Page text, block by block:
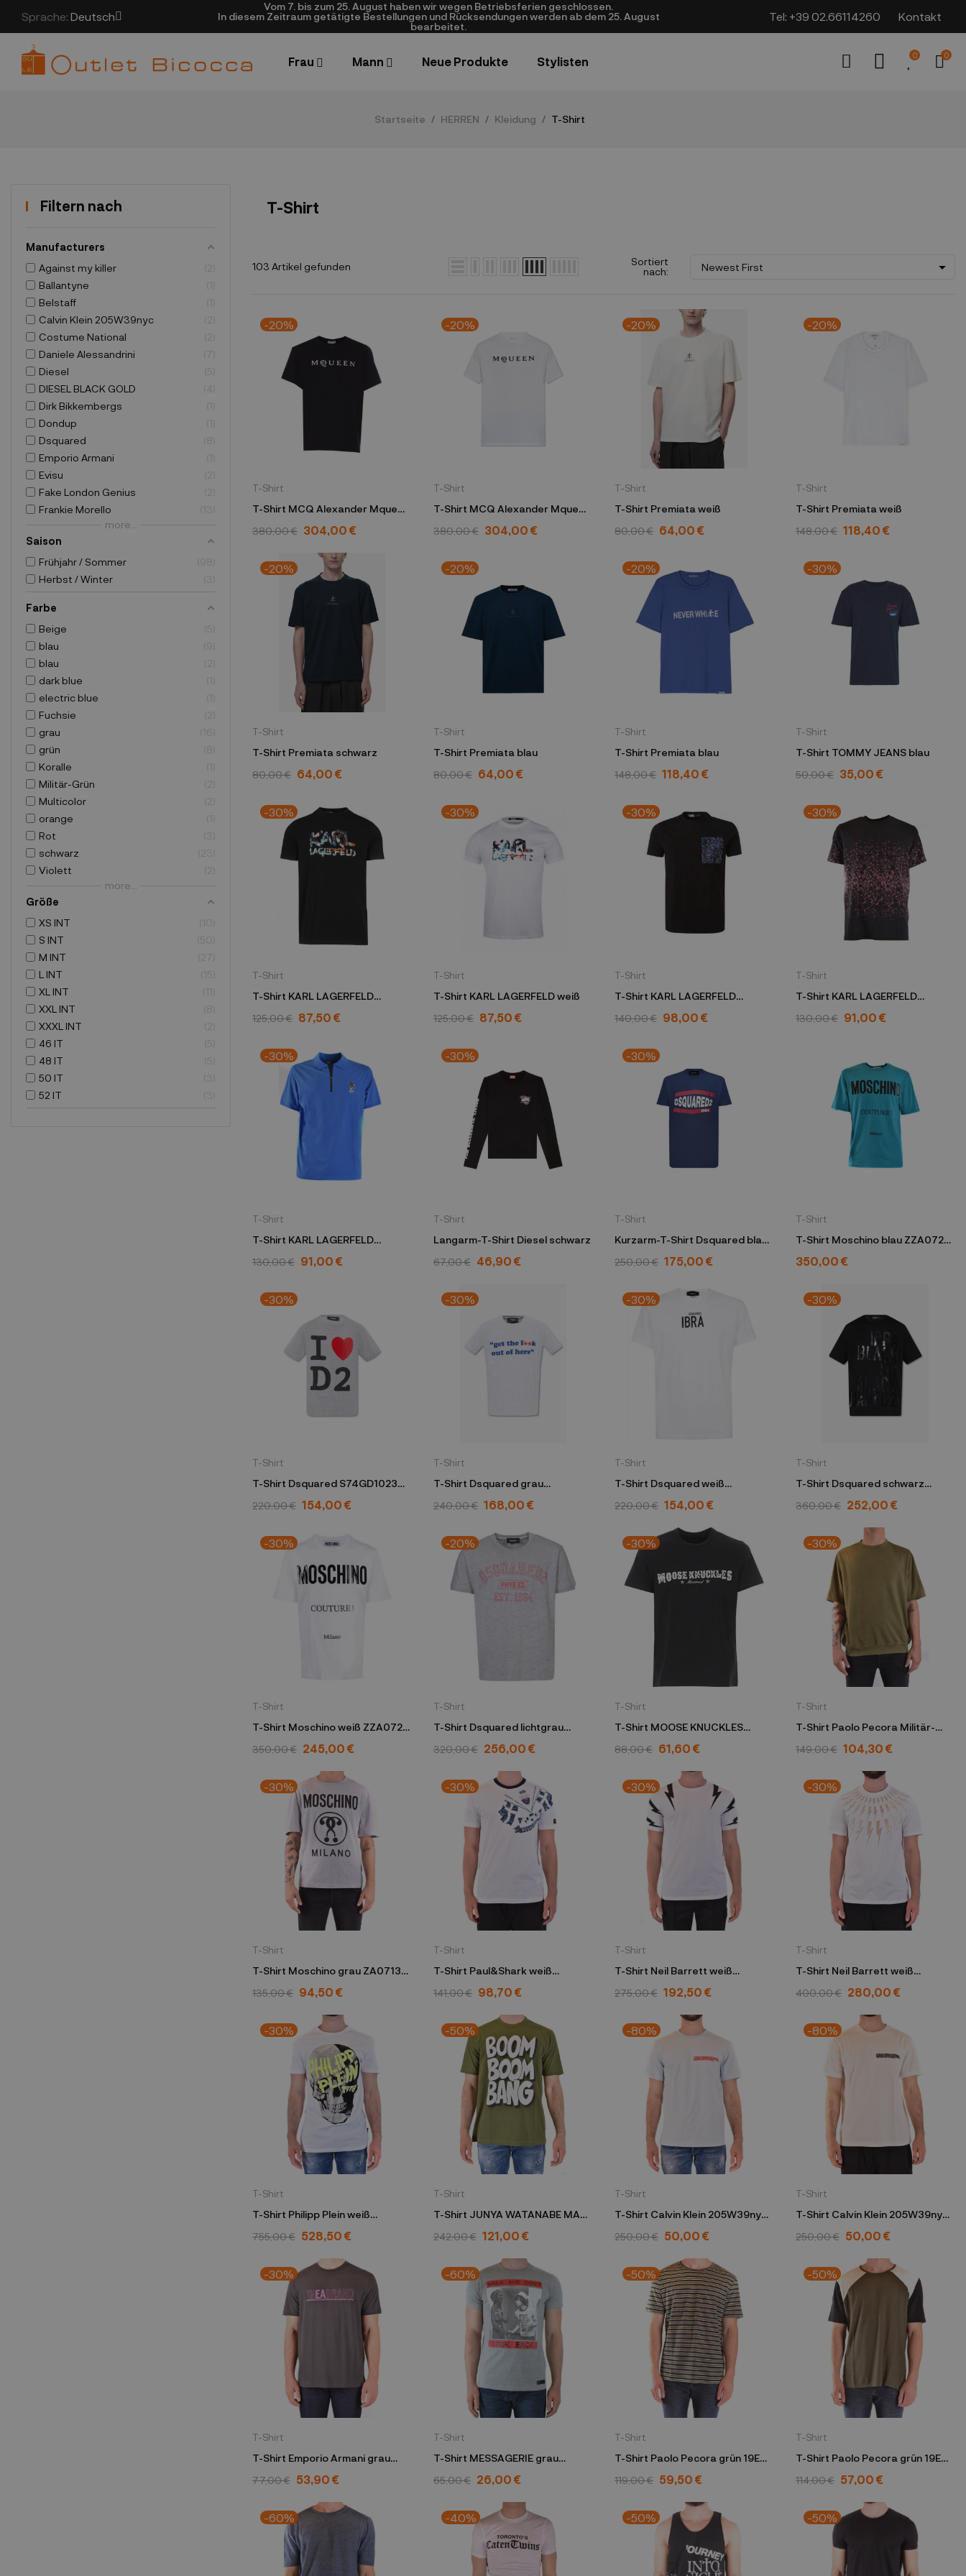
Sprache: Deutsch
Vom 7. bis zum 25. August haben wir wegen Betriebsferien geschlossen.
In diesem Zeitraum getätigte Bestellungen und Rücksendungen werden ab dem 25. August
bearbeitet.
Tel: +39 02.66114260 Kontakt
Frau Mann Neue Produkte Stylisten 0 0
Startseite HERREN Kleidung T-Shirt
Filtern nach
Manufacturers
Against my killer
Ballantyne
1
Belstaff
1
Calvin Klein 205W39nyc
Costume National
Daniele Alessandrini
7
Diesel
DIESEL BLACK GOLD
4
Dirk Bikkembergs
1
Dondup
1
Dsquared
8
Emporio Armani
1
Evisu
Fake London Genius
Frankie Morello
13
more...
Saison
Frühjahr / Sommer
98
Herbst / Winter
3
Farbe
Beige
blau
9
blau
dark blue
1
electric blue
1
Fuchsie
grau
16
grün
8
Koralle
1
Militär-Grün
Multicolor
orange
1
Rot
3
schwarz
23
Violett
more...
Größe
XS INT
10
S INT
50
M INT
27
L INT
15
XL INT
11
XXL INT
8
XXXL INT
46 IT
48 IT
50 IT
3
52 IT
3
T-Shirt
103 Artikel gefunden
Sortiert
nach:
Newest First 
-20%
T-Shirt
T-Shirt MCQ Alexander Mqueen
schwarz
380,00 € 304,00 €
-20%
T-Shirt
T-Shirt MCQ Alexander Mqueen
weiß
380,00 € 304,00 €
-20%
T-Shirt
T-Shirt Premiata weiß
80,00 € 64,00 €
-20%
T-Shirt
T-Shirt Premiata weiß
148,00 € 118,40 €
-20%
T-Shirt
T-Shirt Premiata schwarz
80,00 € 64,00 €
-20%
T-Shirt
T-Shirt Premiata blau
80,00 € 64,00 €
-20%
T-Shirt
T-Shirt Premiata blau
148,00 € 118,40 €
-30%
T-Shirt
T-Shirt TOMMY JEANS blau
50,00 € 35,00 €
-30%
T-Shirt
T-Shirt KARL LAGERFELD
schwarz
125,00 € 87,50 €
-30%
T-Shirt
T-Shirt KARL LAGERFELD weiß
125,00 € 87,50 €
-30%
T-Shirt
T-Shirt KARL LAGERFELD
schwarz
140,00 € 98,00 €
-30%
T-Shirt
T-Shirt KARL LAGERFELD
Multicolor
130,00 € 91,00 €
-30%
T-Shirt
T-Shirt KARL LAGERFELD
electric blue
130,00 € 91,00 €
-30%
T-Shirt
Langarm-T-Shirt Diesel schwarz
67,00 € 46,90 €
-30%
T-Shirt
Kurzarm-T-Shirt Dsquared blau
S74GD0639 S21600
250,00 € 175,00 €
T-Shirt
T-Shirt Moschino blau ZZA0721
1366
350,00 €
-30%
T-Shirt
T-Shirt Dsquared S74GD1023
857M
220,00 € 154,00 €
-30%
T-Shirt
T-Shirt Dsquared grau
S71GD1211 S22146 857M
240,00 € 168,00 €
-30%
T-Shirt
T-Shirt Dsquared weiß
S78GD0059
220,00 € 154,00 €
-30%
T-Shirt
T-Shirt Dsquared schwarz
S78GD0061 S23009 900
360,00 € 252,00 €
-30%
T-Shirt
T-Shirt Moschino weiß ZZA0721
5241 1001
350,00 € 245,00 €
-20%
T-Shirt
T-Shirt Dsquared lichtgrau
S71GD1212
320,00 € 256,00 €
-30%
T-Shirt
T-Shirt MOOSE KNUCKLES
schwarz M10MT703 292
88,00 € 61,60 €
-30%
T-Shirt
T-Shirt Paolo Pecora Militär-
Grün 22e c1m0 e071 4021 5593
149,00 € 104,30 €
-30%
T-Shirt
T-Shirt Moschino grau ZA0713
52401485
135,00 € 94,50 €
-30%
T-Shirt
T-Shirt Paul&Shark weiß
E20P1094 010
141,00 € 98,70 €
-30%
T-Shirt
T-Shirt Neil Barrett weiß
JT553SM508S- 526
275,00 € 192,50 €
-30%
T-Shirt
T-Shirt Neil Barrett weiß
PBJT798S P514S
400,00 € 280,00 €
-30%
T-Shirt
T-Shirt Philipp Plein weiß
1MTK4348PJY002N-0109
755,00 € 528,50 €
-50%
T-Shirt
T-Shirt JUNYA WATANABE MAN
grün WC-T017-051-1-3
242,00 € 121,00 €
-80%
T-Shirt
T-Shirt Calvin Klein 205W39nyc
blau 81MWTA85 C128 457
250,00 € 50,00 €
-80%
T-Shirt
T-Shirt Calvin Klein 205W39nyc
weiß 81MWTA85 C182 101
250,00 € 50,00 €
-30%
T-Shirt
T-Shirt Emporio Armani grau
3H1T91 1JQZ 0652
77,00 € 53,90 €
-60%
T-Shirt
T-Shirt MESSAGERIE grau
010081 T0973 0093
65,00 € 26,00 €
-50%
T-Shirt
T-Shirt Paolo Pecora grün 19E
C1MO F161 4848 0001
119,00 € 59,50 €
-50%
T-Shirt
T-Shirt Paolo Pecora grün 19E
C1M0 F161 4848 0001
114,00 € 57,00 €
-60% -40% -50% -50%